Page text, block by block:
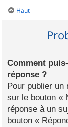
Haut
Comment
réponse ?
Pour publier un
sur le bouton «
réponse à un
bouton «